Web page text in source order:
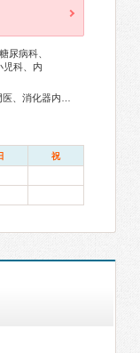
尿病科、
児科、内
祝